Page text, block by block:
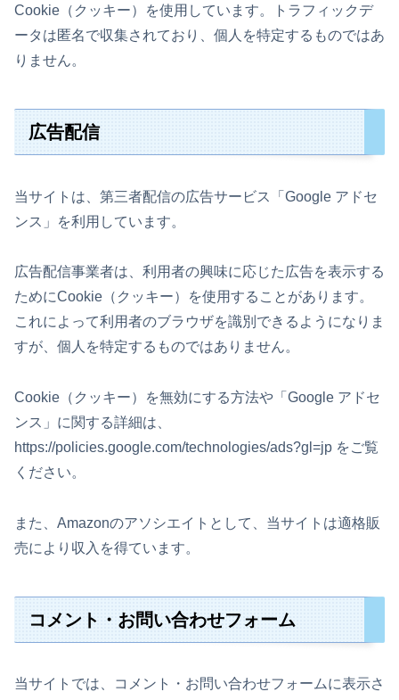
Cookie（クッキー）を使用しています。トラフィックデ
ータは匿名で収集されており、個人を特定するものではあ
りません。
広告配信
当サイトは、第三者配信の広告サービス「Google アドセ
ンス」を利用しています。
広告配信事業者は、利用者の興味に応じた広告を表示する
ためにCookie（クッキー）を使用することがあります。
これによって利用者のブラウザを識別できるようになりま
すが、個人を特定するものではありません。
Cookie（クッキー）を無効にする方法や「Google アドセ
ンス」に関する詳細は、
https://policies.google.com/technologies/ads?gl=jp をご覧
ください。
また、Amazonのアソシエイトとして、当サイトは適格販
売により収入を得ています。
コメント・お問い合わせフォーム
当サイトでは、コメント・お問い合わせフォームに表示さ